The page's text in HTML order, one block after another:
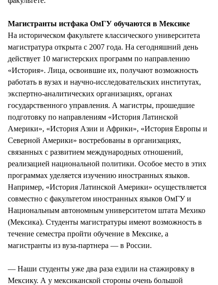
Магистранты истфака ОмГУ обучаются в Мексике
На историческом факультете классического университета
магистратура открыта с 2007 года. На сегодняшний день
действует 10 магистерских программ по направлению
«История». Лица, освоившие их, получают возможность
работать в вузах и научно-исследовательских институтах,
экспертно-аналитических организациях, органах
государственного управления. А магистры, прошедшие
подготовку по направлениям «История Латинской
Америки», «История Азии и Африки», «История Европы и
Северной Америки» востребованы в организациях,
связанных с развитием международных отношений,
реализацией национальной политики. Особое место в этих
программах уделяется изучению иностранных языков.
Например, «История Латинской Америки» осуществляется
совместно с факультетом иностранных языков ОмГУ и
Национальным автономным университетом штата Мехико
(Мексика). Студенты магистратуры имеют возможность в
течение семестра пройти обучение в Мексике, а
магистранты из вуза-партнера — в России.
— Наши студенты уже два раза ездили на стажировку в
Мексику. А у мексиканской стороны очень большой